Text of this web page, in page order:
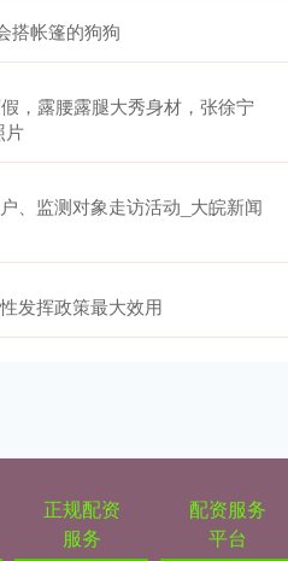
搭帐篷的狗狗
，露腰露腿大秀身材，张徐宁
片
、监测对象走访活动_大皖新闻
发挥政策最大效用
正规配资
服务
配资服务
平台